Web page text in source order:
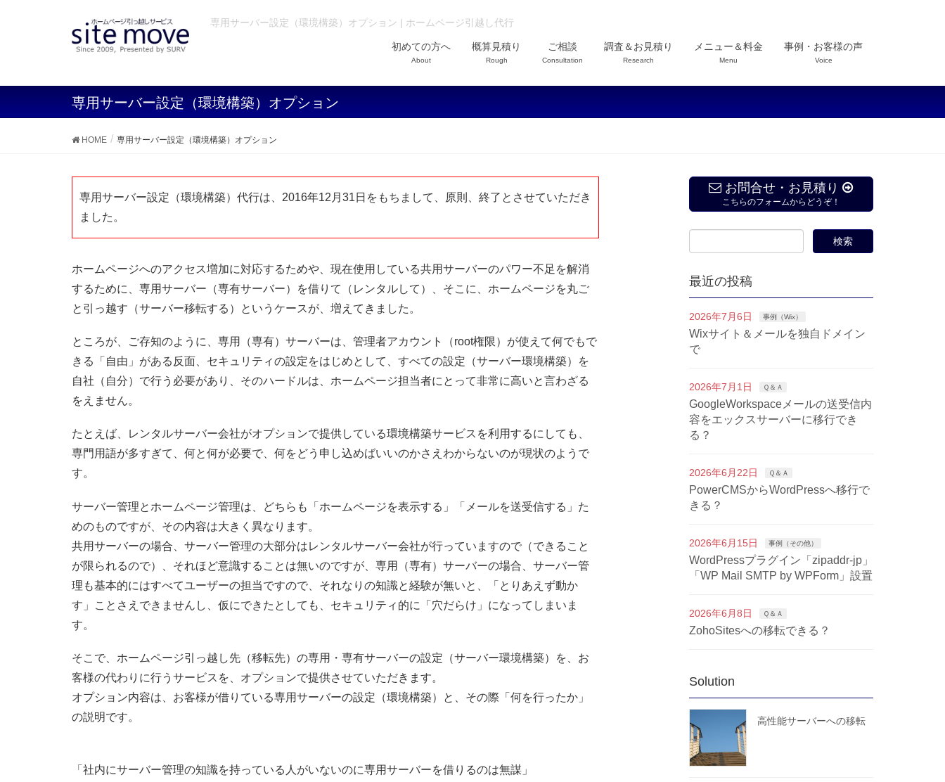
専用サーバー設定（環境構築）オプション | ホームページ引越し代行
初めての方へ
About
概算見積り
Rough
ご相談
Consultation
調査＆お見積り
Research
メニュー＆料金
Menu
事例・お客様の声
Voice
専用サーバー設定（環境構築）オプション
HOME 専用サーバー設定（環境構築）オプション
専用サーバー設定（環境構築）代行は、2016年12月31日をもちまして、原則、終了とさせていただき
ました。
ホームページへのアクセス増加に対応するためや、現在使用している共用サーバーのパワー不足を解消
するために、専用サーバー（専有サーバー）を借りて（レンタルして）、そこに、ホームページを丸ご
と引っ越す（サーバー移転する）というケースが、増えてきました。
ところが、ご存知のように、専用（専有）サーバーは、管理者アカウント（root権限）が使えて何でもで
きる「自由」がある反面、セキュリティの設定をはじめとして、すべての設定（サーバー環境構築）を
自社（自分）で行う必要があり、そのハードルは、ホームページ担当者にとって非常に高いと言わざる
をえません。
たとえば、レンタルサーバー会社がオプションで提供している環境構築サービスを利用するにしても、
専門用語が多すぎて、何と何が必要で、何をどう申し込めばいいのかさえわからないのが現状のようで
す。
サーバー管理とホームページ管理は、どちらも「ホームページを表示する」「メールを送受信する」た
めのものですが、その内容は大きく異なります。
共用サーバーの場合、サーバー管理の大部分はレンタルサーバー会社が行っていますので（できること
が限られるので）、それほど意識することは無いのですが、専用（専有）サーバーの場合、サーバー管
理も基本的にはすべてユーザーの担当ですので、それなりの知識と経験が無いと、「とりあえず動か
す」ことさえできませんし、仮にできたとしても、セキュリティ的に「穴だらけ」になってしまいま
す。
そこで、ホームページ引っ越し先（移転先）の専用・専有サーバーの設定（サーバー環境構築）を、お
客様の代わりに行うサービスを、オプションで提供させていただきます。
オプション内容は、お客様が借りている専用サーバーの設定（環境構築）と、その際「何を行ったか」
の説明です。
「社内にサーバー管理の知識を持っている人がいないのに専用サーバーを借りるのは無謀」
お問合せ・お見積り
こちらのフォームからどうぞ！
最近の投稿
2026年7月6日 事例（Wix）
Wixサイト＆メールを独自ドメイン
で
2026年7月1日 Ｑ＆Ａ
GoogleWorkspaceメールの送受信内
容をエックスサーバーに移行でき
る？
2026年6月22日 Ｑ＆Ａ
PowerCMSからWordPressへ移行で
きる？
2026年6月15日 事例（その他）
WordPressプラグイン「zipaddr-jp」
「WP Mail SMTP by WPForm」設置
2026年6月8日 Ｑ＆Ａ
ZohoSitesへの移転できる？
Solution
高性能サーバーへの移転